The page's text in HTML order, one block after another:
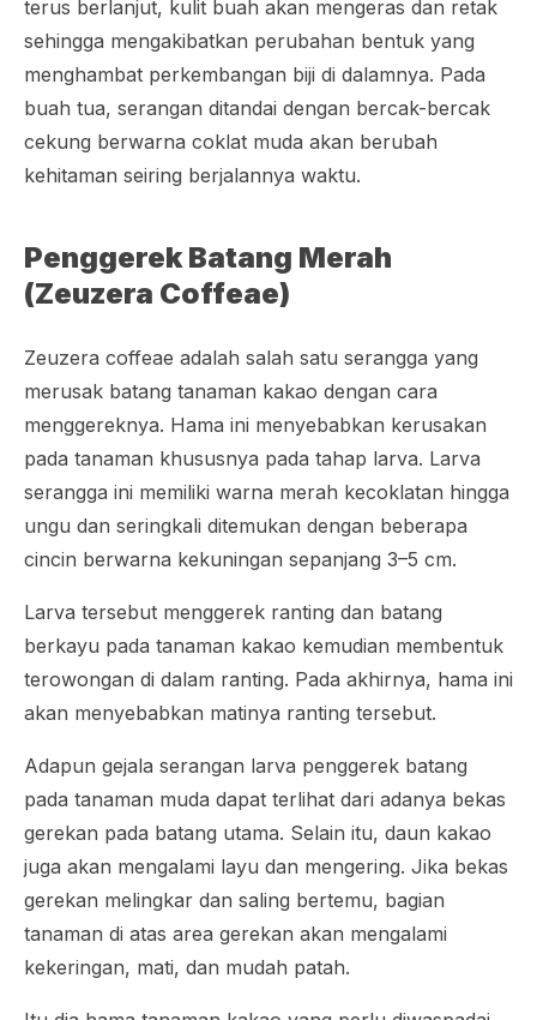
terus berlanjut, kulit buah akan mengeras dan retak
sehingga mengakibatkan perubahan bentuk yang
menghambat perkembangan biji di dalamnya. Pada
buah tua, serangan ditandai dengan bercak-bercak
cekung berwarna coklat muda akan berubah
kehitaman seiring berjalannya waktu.
Penggerek Batang Merah
(Zeuzera Coffeae)
Zeuzera coffeae adalah salah satu serangga yang
merusak batang tanaman kakao dengan cara
menggereknya. Hama ini menyebabkan kerusakan
pada tanaman khususnya pada tahap larva. Larva
serangga ini memiliki warna merah kecoklatan hingga
ungu dan seringkali ditemukan dengan beberapa
cincin berwarna kekuningan sepanjang 3–5 cm.
Larva tersebut menggerek ranting dan batang
berkayu pada tanaman kakao kemudian membentuk
terowongan di dalam ranting. Pada akhirnya, hama ini
akan menyebabkan matinya ranting tersebut.
Adapun gejala serangan larva penggerek batang
pada tanaman muda dapat terlihat dari adanya bekas
gerekan pada batang utama. Selain itu, daun kakao
juga akan mengalami layu dan mengering. Jika bekas
gerekan melingkar dan saling bertemu, bagian
tanaman di atas area gerekan akan mengalami
kekeringan, mati, dan mudah patah.